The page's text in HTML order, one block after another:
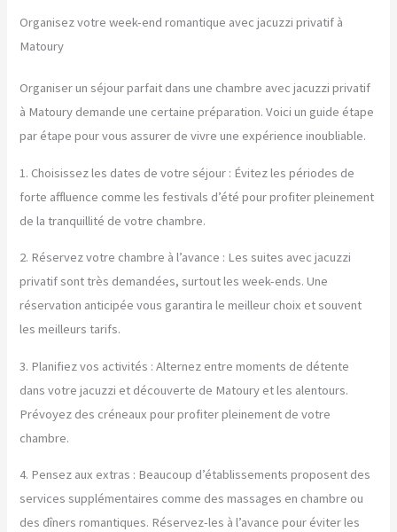
Organisez votre week-end romantique avec jacuzzi privatif à
Matoury
Organiser un séjour parfait dans une chambre avec jacuzzi privatif
à Matoury demande une certaine préparation. Voici un guide étape
par étape pour vous assurer de vivre une expérience inoubliable.
1. Choisissez les dates de votre séjour : Évitez les périodes de
forte affluence comme les festivals d’été pour profiter pleinement
de la tranquillité de votre chambre.
2. Réservez votre chambre à l’avance : Les suites avec jacuzzi
privatif sont très demandées, surtout les week-ends. Une
réservation anticipée vous garantira le meilleur choix et souvent
les meilleurs tarifs.
3. Planifiez vos activités : Alternez entre moments de détente
dans votre jacuzzi et découverte de Matoury et les alentours.
Prévoyez des créneaux pour profiter pleinement de votre
chambre.
4. Pensez aux extras : Beaucoup d’établissements proposent des
services supplémentaires comme des massages en chambre ou
des dîners romantiques. Réservez-les à l’avance pour éviter les